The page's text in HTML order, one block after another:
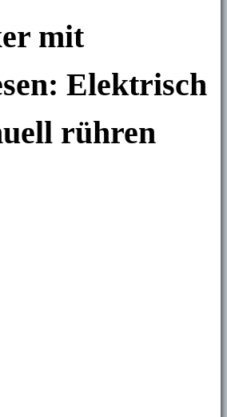
mit
Elektrisch
rühren